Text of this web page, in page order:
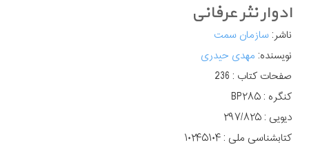
ادوار نثر عرفانی
ناشر:سازمان سمت
نویسنده: مهدی حیدری
صفحات کتاب : 236
کنگره :BP۲۸۵
دیویی :
کتابشناسی ملی :۱۰۲۴۵۱۰۴